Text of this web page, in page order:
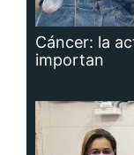
Cáncer: la
importan